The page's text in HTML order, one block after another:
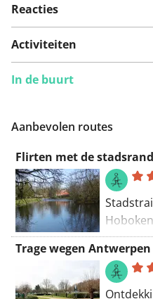
Reacties
Activiteiten
In de buurt
Aanbevolen routes
In
Trage wegen